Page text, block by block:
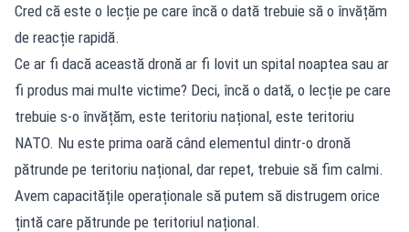
Cred că este o lecție pe care încă o dată trebuie să o învățăm
de reacție rapidă.
Ce ar fi dacă această dronă ar fi lovit un spital noaptea sau ar
fi produs mai multe victime? Deci, încă o dată, o lecție pe care
trebuie s-o învățăm, este teritoriu național, este teritoriu
NATO. Nu este prima oară când elementul dintr-o dronă
pătrunde pe teritoriu național, dar repet, trebuie să fim calmi.
Avem capacitățile operaționale să putem să distrugem orice
țintă care pătrunde pe teritoriul național.